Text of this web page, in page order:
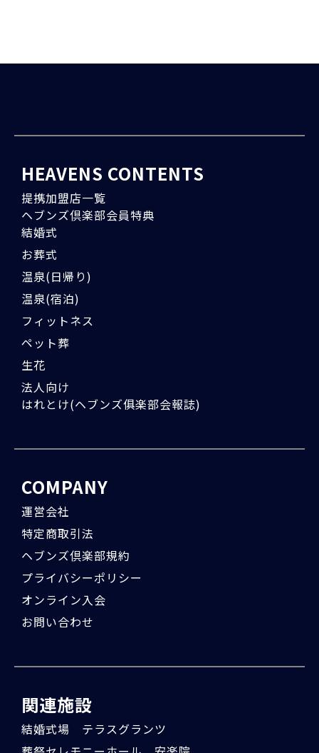
HEAVENS CONTENTS
提携加盟店一覧
ヘブンズ倶楽部会員特典
結婚式
お葬式
温泉(日帰り)
温泉(宿泊)
フィットネス
ペット葬
生花
法人向け
はれとけ(ヘブンズ俱楽部会報誌)
COMPANY
運営会社
特定商取引法
ヘブンズ倶楽部規約
プライバシーポリシー
オンライン入会
お問い合わせ
関連施設
結婚式場 テラスグランツ